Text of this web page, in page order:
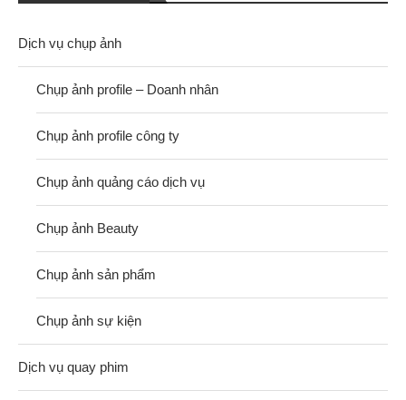
Dịch vụ chụp ảnh
Chụp ảnh profile – Doanh nhân
Chụp ảnh profile công ty
Chụp ảnh quảng cáo dịch vụ
Chụp ảnh Beauty
Chụp ảnh sản phẩm
Chụp ảnh sự kiện
Dịch vụ quay phim